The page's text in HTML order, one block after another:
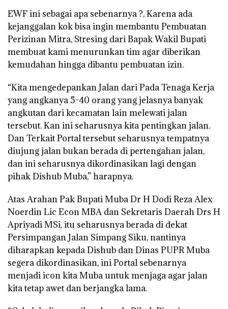
EWF ini sebagai apa sebenarnya ?, Karena ada
kejanggalan kok bisa ingin membantu Pembuatan
Perizinan Mitra, Stresing dari Bapak Wakil Bupati
membuat kami menurunkan tim agar diberikan
kemudahan hingga dibantu pembuatan izin.
“Kita mengedepankan Jalan dari Pada Tenaga Kerja
yang angkanya 5-40 orang yang jelasnya banyak
angkutan dari kecamatan lain melewati jalan
tersebut. Kan ini seharusnya kita pentingkan jalan.
Dan Terkait Portal tersebut seharusnya tempatnya
diujung jalan bukan berada di pertengahan jalan,
dan ini seharusnya dikordinasikan lagi dengan
pihak Dishub Muba,” harapnya.
Atas Arahan Pak Bupati Muba Dr H Dodi Reza Alex
Noerdin Lic Econ MBA dan Sekretaris Daerah Drs H
Apriyadi MSi, itu seharusnya berada di dekat
Persimpangan Jalan Simpang Siku, nantinya
diharapkan kepada Dishub dan Dinas PUPR Muba
segera dikordinasikan, ini Portal sebenarnya
menjadi icon kita Muba untuk menjaga agar jalan
kita tetap awet dan berjangka lama.